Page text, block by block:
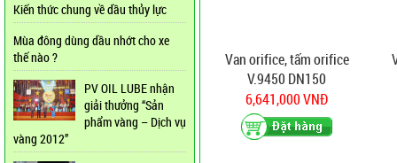
Kiến thức chung về dầu thủy lực
Mùa đông dùng dầu nhớt cho xe
thế nào ?
PV OIL LUBE nhận
giải thưởng “Sản
phẩm vàng – Dịch vụ
vàng 2012”
Van orifice, tấm orifice
V.9450 DN150
6,641,000 VNĐ